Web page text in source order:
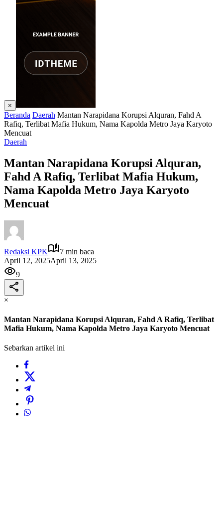
×
Beranda Daerah Mantan Narapidana Korupsi Alquran, Fahd A
Rafiq, Terlibat Mafia Hukum, Nama Kapolda Metro Jaya Karyoto
Mencuat
Daerah
Mantan Narapidana Korupsi Alquran,
Fahd A Rafiq, Terlibat Mafia Hukum,
Nama Kapolda Metro Jaya Karyoto
Mencuat
Redaksi KPK
7 min baca
April 12, 2025April 13, 2025
9
×
Mantan Narapidana Korupsi Alquran, Fahd A Rafiq, Terlibat
Mafia Hukum, Nama Kapolda Metro Jaya Karyoto Mencuat
Sebarkan artikel ini